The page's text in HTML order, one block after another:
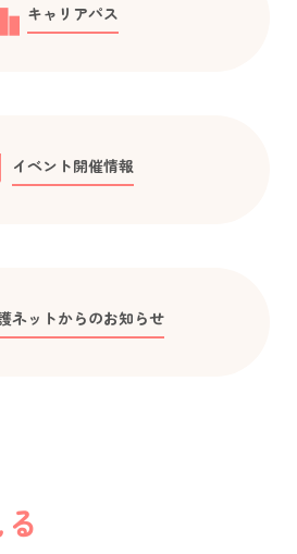
キャリアパス
イベント開催情報
ネットからのお知らせ